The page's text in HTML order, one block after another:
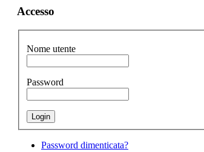
Accesso
Nome utente
Password
Password dimenticata?